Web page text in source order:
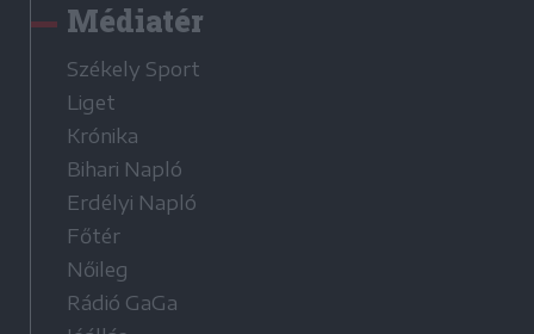
Médiatér
Székely Sport
Liget
Krónika
Bihari Napló
Erdélyi Napló
Főtér
Nőileg
Rádió GaGa